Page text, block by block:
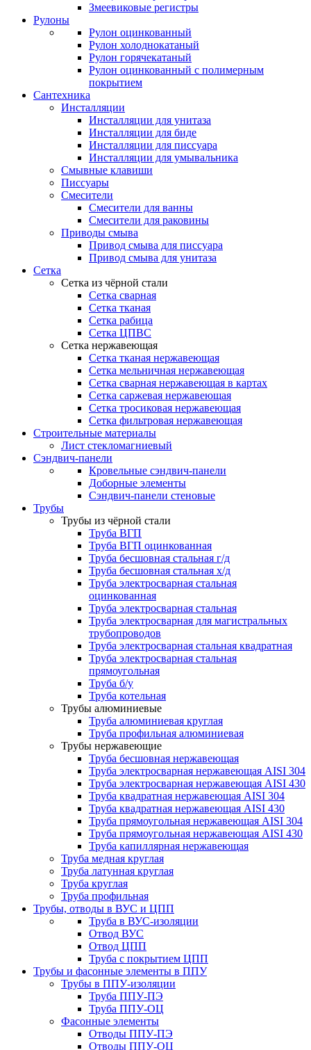
Змеевиковые регистры
Рулоны
Рулон оцинкованный
Рулон холоднокатаный
Рулон горячекатаный
Рулон оцинкованный с полимерным
покрытием
Сантехника
Инсталляции
Инсталляции для унитаза
Инсталляции для биде
Инсталляции для писсуара
Инсталляции для умывальника
Смывные клавиши
Писсуары
Смесители
Смесители для ванны
Смесители для раковины
Приводы смыва
Привод смыва для писсуара
Привод смыва для унитаза
Сетка
Сетка из чёрной стали
Сетка сварная
Сетка тканая
Сетка рабица
Сетка ЦПВС
Сетка нержавеющая
Сетка тканая нержавеющая
Сетка мельничная нержавеющая
Сетка сварная нержавеющая в картах
Сетка саржевая нержавеющая
Сетка тросиковая нержавеющая
Сетка фильтровая нержавеющая
Строительные материалы
Лист стекломагниевый
Сэндвич-панели
Кровельные сэндвич-панели
Доборные элементы
Сэндвич-панели стеновые
Трубы
Трубы из чёрной стали
Труба ВГП
Труба ВГП оцинкованная
Труба бесшовная стальная г/д
Труба бесшовная стальная х/д
Труба электросварная стальная
оцинкованная
Труба электросварная стальная
Труба электросварная для магистральных
трубопроводов
Труба электросварная стальная квадратная
Труба электросварная стальная
прямоугольная
Труба б/у
Труба котельная
Трубы алюминиевые
Труба алюминиевая круглая
Труба профильная алюминиевая
Трубы нержавеющие
Труба бесшовная нержавеющая
Труба электросварная нержавеющая AISI 304
Труба электросварная нержавеющая AISI 430
Труба квадратная нержавеющая AISI 304
Труба квадратная нержавеющая AISI 430
Труба прямоугольная нержавеющая AISI 304
Труба прямоугольная нержавеющая AISI 430
Труба капиллярная нержавеющая
Труба медная круглая
Труба латунная круглая
Труба круглая
Труба профильная
Трубы, отводы в ВУС и ЦПП
Труба в ВУС-изоляции
Отвод ВУС
Отвод ЦПП
Труба с покрытием ЦПП
Трубы и фасонные элементы в ППУ
Трубы в ППУ-изоляции
Труба ППУ-ПЭ
Труба ППУ-ОЦ
Фасонные элементы
Отводы ППУ-ПЭ
Отводы ППУ-ОЦ